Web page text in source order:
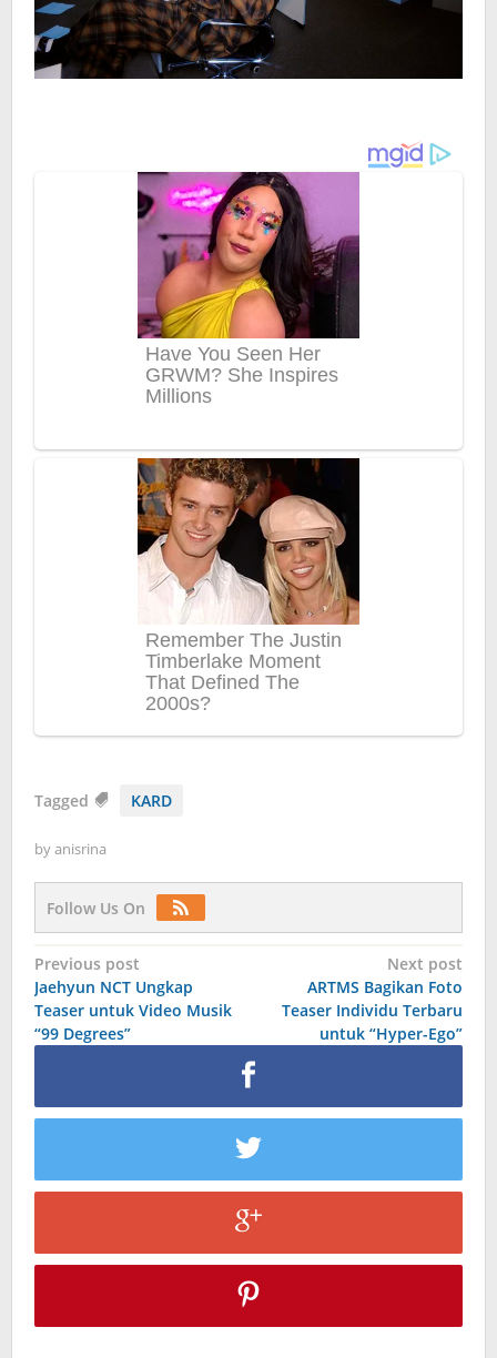
Tagged KARD
byanisrina
Follow Us On
Post
navigation
Previous post
Jaehyun NCT Ungkap
Teaser untuk Video Musik
“99 Degrees”
Next post
ARTMS Bagikan Foto
Teaser Individu Terbaru
untuk “Hyper-Ego”